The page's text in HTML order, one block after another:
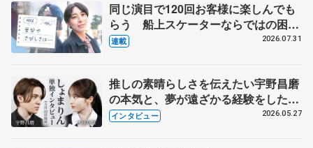
同じ演目で120回お客様に楽しんでも
らう 船上スケーターならではの困難
とは 影響あったPIW前キャプテン松
連載 2026.07.31
推しの素晴らしさを伝えたい宇野昌磨
の本気と、夢が遠ざかる経験をした本
田真凜の覚悟
インタビュー 2026.05.27